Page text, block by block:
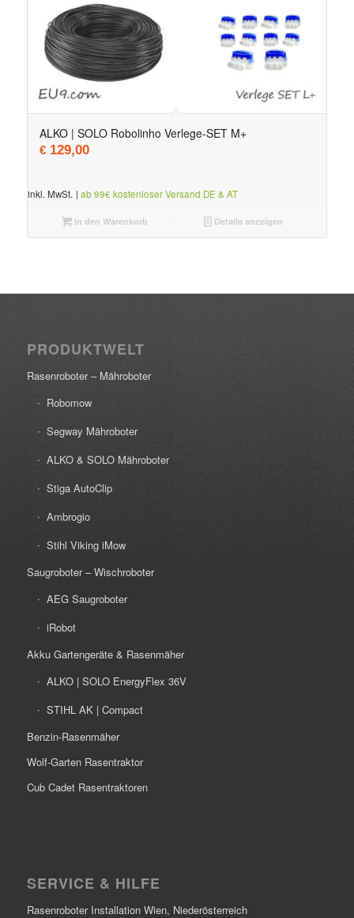
ALKO | SOLO Robolinho Verlege-SET M+
€129,00
inkl. MwSt. | ab 99€ kostenloser Versand DE & AT
In den Warenkorb Details anzeigen
PRODUKTWELT
Rasenroboter – Mähroboter
Robomow
Segway Mähroboter
ALKO & SOLO Mähroboter
Stiga AutoClip
Ambrogio
Stihl Viking iMow
Saugroboter – Wischroboter
AEG Saugroboter
iRobot
Akku Gartengeräte & Rasenmäher
ALKO | SOLO EnergyFlex 36V
STIHL AK | Compact
Benzin-Rasenmäher
Wolf-Garten Rasentraktor
Cub Cadet Rasentraktoren
SERVICE & HILFE
Rasenroboter Installation Wien, Niederösterreich